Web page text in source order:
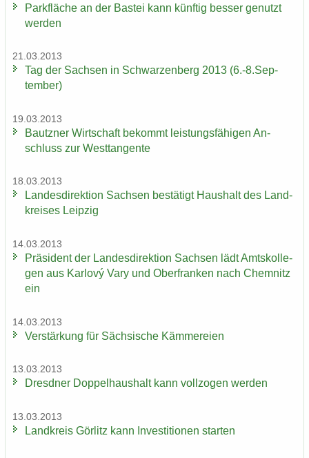
Park­flä­che an der Bas­tei kann künf­tig bes­ser ge­nutzt
wer­den
21.03.2013
Tag der Sach­sen in Schwar­zen­berg 2013 (6.-8.Sep­
tem­ber)
19.03.2013
Bautz­ner Wirt­schaft be­kommt leis­tungs­fä­hi­gen An­
schluss zur West­tan­gen­te
18.03.2013
Lan­des­di­rek­ti­on Sach­sen be­stä­tigt Haus­halt des Land­
krei­ses Leip­zig
14.03.2013
Prä­si­dent der Lan­des­di­rek­ti­on Sach­sen lädt Amts­kol­le­
gen aus Karlový Vary und Ober­fran­ken nach Chem­nitz
ein
14.03.2013
Ver­stär­kung für Säch­si­sche Käm­me­rei­en
13.03.2013
Dresd­ner Dop­pel­haus­halt kann voll­zo­gen wer­den
13.03.2013
Land­kreis Gör­litz kann In­ves­ti­tio­nen star­ten